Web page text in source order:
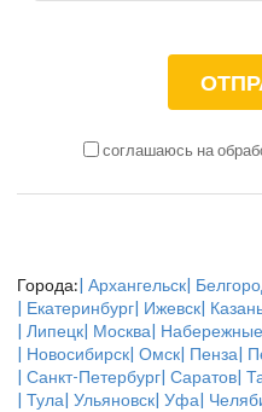
соглашаюсь на
Города:| Архангельск|
| Екатеринбург| Ижевск|
| Липецк| Москва|
| Новосибирск| Омск| Пенза|
| Санкт-Петербург| Саратов|
| Тула| Ульяновск| Уфа|